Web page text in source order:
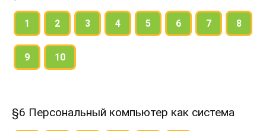
1 2 3 4 5 6 7 8
9 10
§6 Персональный компьютер как система